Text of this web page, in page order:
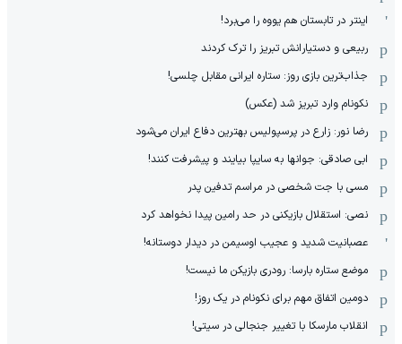
اینتر در تابستان هم یووه را می‌برد!
ربیعی و دستیارانش تبریز را ترک کردند
جذاب‌ترین بازی روز: ستاره ایرانی مقابل چلسی!
نکونام وارد تبریز شد (عکس)
رضا نور: زارع در پرسپولیس بهترین دفاع ایران می‌شود
ابی صادقی: جوانها به سایپا بیایند و پیشرفت کنند!
مسی با جت شخصی در مراسم تدفین پدر
نصی: استقلال بازیکنی در حد رامین پیدا نخواهد کرد
عصبانیت شدید و عجیب اوسیمن در دیدار دوستانه!
موضع ستاره بارسا: رودری بازیکن ما نیست!
دومین اتفاق مهم برای نکونام در یک روز!
انقلاب مارسکا با تغییر جنجالی در سیتی!